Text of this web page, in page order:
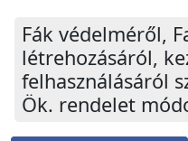
Fák védelméről,
létrehozásáról,
felhasználásáról
Ök. rendelet